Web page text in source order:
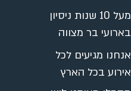
מעל 10 שנות ניסיון
בארועי בר מצווה
אנחנו מגיעים לכל
אירוע בכל הארץ